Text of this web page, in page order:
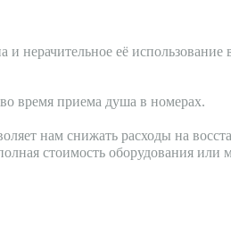
нерачительное её
время приема душа в номерах.
нам снижать расходы на
стоимость оборудования